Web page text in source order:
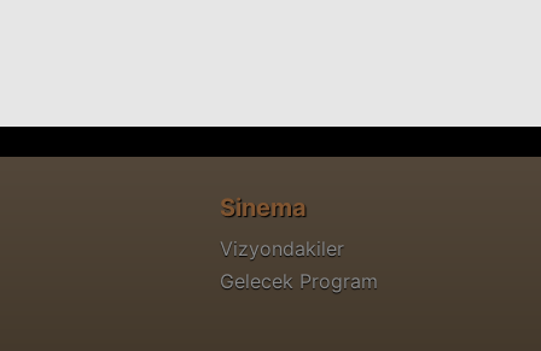
Sinema
Vizyondakiler
Gelecek Program